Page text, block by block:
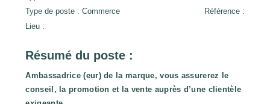
Référence :
Type de poste : Commerce
Lieu :
Résumé du poste :
Ambassadrice (eur) de la marque, vous assurerez le
conseil, la promotion et la vente auprès d’une clientèle